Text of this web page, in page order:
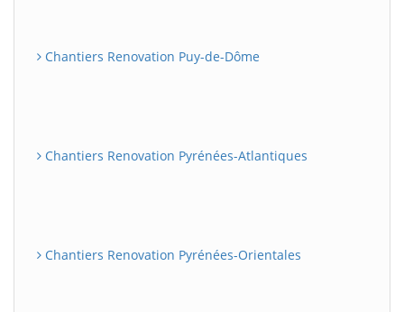
Chantiers Renovation Puy-de-Dôme
Chantiers Renovation Pyrénées-Atlantiques
Chantiers Renovation Pyrénées-Orientales